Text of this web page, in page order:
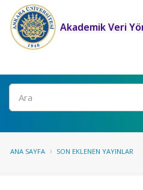
Akademik Veri
Ara
ANA SAYFA SON EKLENEN YAYINLAR